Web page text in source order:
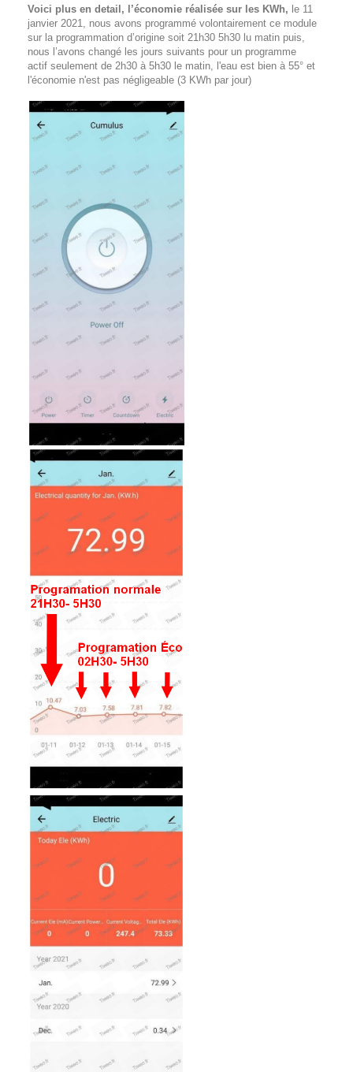
Voici plus en detail, l’économie réalisée sur les KWh, le 11
janvier 2021, nous avons programmé volontairement ce module
sur la programmation d’origine soit 21h30 5h30 lu matin puis,
nous l’avons changé les jours suivants pour un programme
actif seulement de 2h30 à 5h30 le matin, l'eau est bien à 55° et
l'économie n'est pas négligeable (3 KWh par jour)